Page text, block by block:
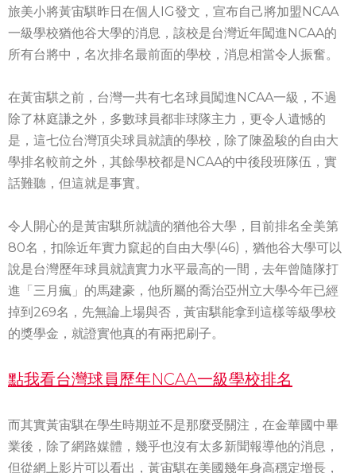
旅美小將黃宙騏昨日在個人IG發文，宣布自己將加盟NCAA
一級學校猶他谷大學的消息，該校是台灣近年闖進NCAA的
所有台將中，名次排名最前面的學校，消息相當令人振奮。
在黃宙騏之前，台灣一共有七名球員闖進NCAA一級，不過
除了林庭謙之外，多數球員都非球隊主力，更令人遺憾的
是，這七位台灣頂尖球員就讀的學校，除了陳盈駿的自由大
學排名較前之外，其餘學校都是NCAA的中後段班隊伍，實
話難聽，但這就是事實。
令人開心的是黃宙騏所就讀的猶他谷大學，目前排名全美第
80名，扣除近年實力竄起的自由大學(46)，猶他谷大學可以
說是台灣歷年球員就讀實力水平最高的一間，去年曾隨隊打
進「三月瘋」的馬建豪，他所屬的喬治亞州立大學今年已經
掉到269名，先無論上場與否，黃宙騏能拿到這樣等級學校
的獎學金，就證實他真的有兩把刷子。
點我看台灣球員歷年NCAA一級學校排名
而其實黃宙騏在學生時期並不是那麼受關注，在金華國中畢
業後，除了網路媒體，幾乎也沒有太多新聞報導他的消息，
但從網上影片可以看出，黃宙騏在美國幾年身高穩定增長，